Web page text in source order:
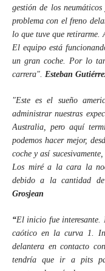
gestión de los
problema con el freno
lo que tuve que retirarme.
El equipo está
un gran coche. Por lo
carrera". Esteban
"Este es el sueño
administrar nuestras
Australia, pero aquí
podemos hacer mejor,
coche y así
Los miré a la cara la
debido a la cantidad
Grosjean
“El inicio fue interesante.
caótico en la curva 1.
delantera en contacto
tendría que ir a pits